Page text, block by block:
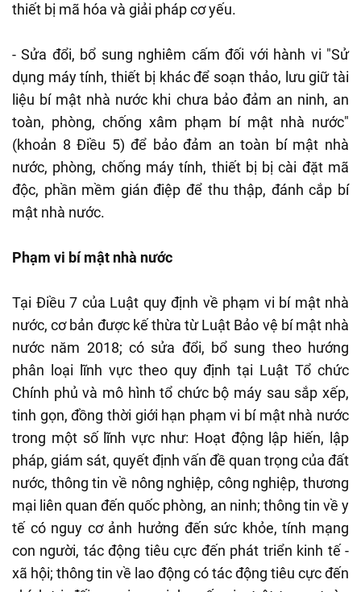
thiết bị mã hóa và giải pháp cơ yếu.
- Sửa đổi, bổ sung nghiêm cấm đối với hành vi "Sử
dụng máy tính, thiết bị khác để soạn thảo, lưu giữ tài
liệu bí mật nhà nước khi chưa bảo đảm an ninh, an
toàn, phòng, chống xâm phạm bí mật nhà nước"
(khoản 8 Điều 5) để bảo đảm an toàn bí mật nhà
nước, phòng, chống máy tính, thiết bị bị cài đặt mã
độc, phần mềm gián điệp để thu thập, đánh cắp bí
mật nhà nước.
Phạm vi bí mật nhà nước
Tại Điều 7 của Luật quy định về phạm vi bí mật nhà
nước, cơ bản được kế thừa từ Luật Bảo vệ bí mật nhà
nước năm 2018; có sửa đổi, bổ sung theo hướng
phân loại lĩnh vực theo quy định tại Luật Tổ chức
Chính phủ và mô hình tổ chức bộ máy sau sắp xếp,
tinh gọn, đồng thời giới hạn phạm vi bí mật nhà nước
trong một số lĩnh vực như: Hoạt động lập hiến, lập
pháp, giám sát, quyết định vấn đề quan trọng của đất
nước, thông tin về nông nghiệp, công nghiệp, thương
mại liên quan đến quốc phòng, an ninh; thông tin về y
tế có nguy cơ ảnh hưởng đến sức khỏe, tính mạng
con người, tác động tiêu cực đến phát triển kinh tế -
xã hội; thông tin về lao động có tác động tiêu cực đến